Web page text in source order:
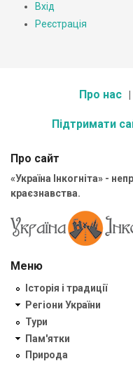
Вхід
Реєстрація
Про нас
Підтримати
Про сайт
«Україна Інкогніта» -
краєзнавства.
Меню
Історія і традиції
Регіони України
Тури
Пам'ятки
Природа